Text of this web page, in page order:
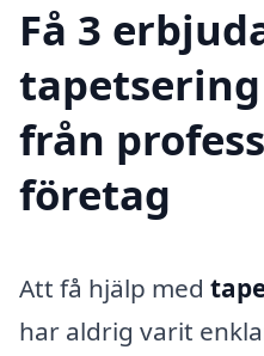
Få 3
från
företag
Att få hjälp med
har aldrig varit